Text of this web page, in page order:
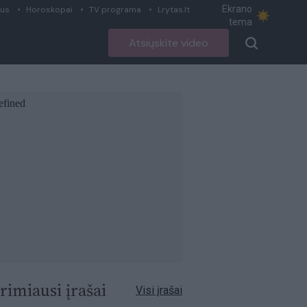
Horoskopai TV programa Lrytas.lt
Ekrano
tema
Atsiųskite video
įrašai Visi įrašai